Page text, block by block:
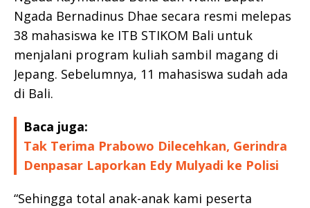
Ngada Bernadinus Dhae secara resmi melepas
38 mahasiswa ke ITB STIKOM Bali untuk
menjalani program kuliah sambil magang di
Jepang. Sebelumnya, 11 mahasiswa sudah ada
di Bali.
Baca juga:
Tak Terima Prabowo Dilecehkan, Gerindra
Denpasar Laporkan Edy Mulyadi ke Polisi
“Sehingga total anak-anak kami peserta